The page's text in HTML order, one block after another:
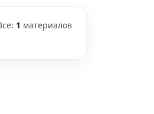
1 материалов